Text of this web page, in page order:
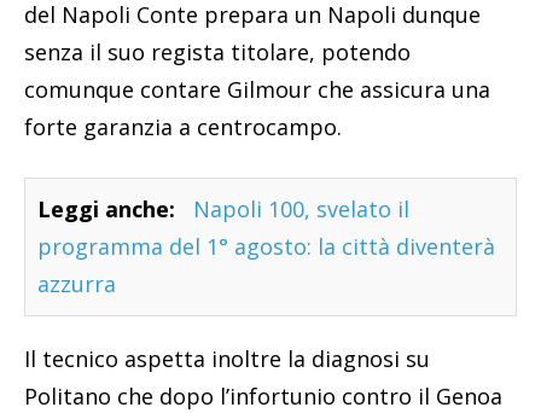
del Napoli Conte prepara un Napoli dunque
senza il suo regista titolare, potendo
comunque contare Gilmour che assicura una
forte garanzia a centrocampo.
Leggi anche:
Napoli 100, svelato il
programma del 1° agosto: la città diventerà
azzurra
Il tecnico aspetta inoltre la diagnosi su
Politano che dopo l’infortunio contro il Genoa